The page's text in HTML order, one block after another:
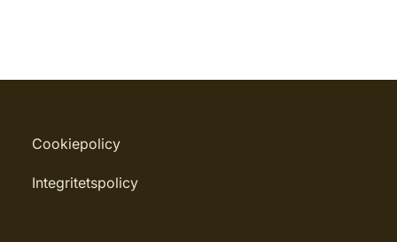
Cookiepolicy
Integritetspolicy